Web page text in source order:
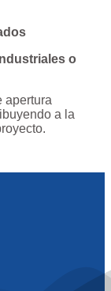
o
apertura
a la